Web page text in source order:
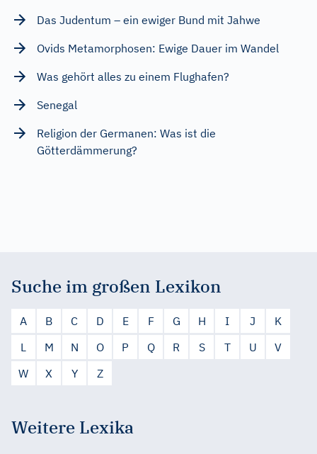
Das Judentum – ein ewiger Bund mit Jahwe
Ovids Metamorphosen: Ewige Dauer im Wandel
Was gehört alles zu einem Flughafen?
Senegal
Religion der Germanen: Was ist die
Götterdämmerung?
Suche im großen Lexikon
A B C D E F G H I J
K
L
M N O P Q R S T U
V
W
X Y Z
Weitere Lexika